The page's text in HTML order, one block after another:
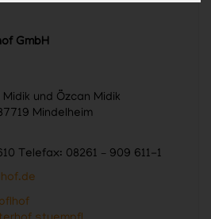
GmbH
und Özcan Midik
Mindelheim
Telefax: 08261 – 909 611-1